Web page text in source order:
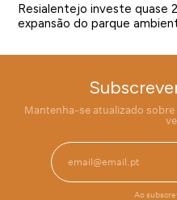
Resialentejo investe quase
expansão do parque
Mantenha-se atualizado
Ao